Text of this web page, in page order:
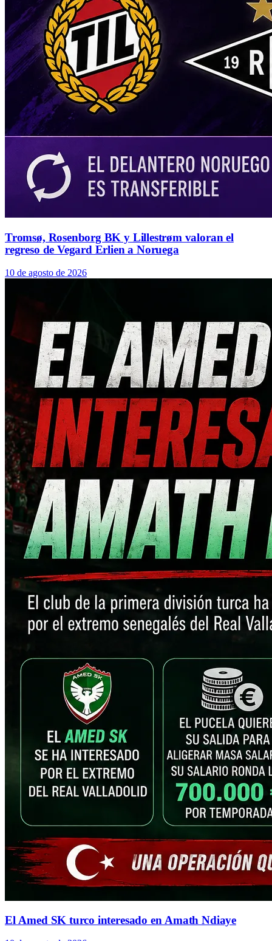
Tromsø, Rosenborg BK y Lillestrøm valoran el
regreso de Vegard Erlien a Noruega
10 de agosto de 2026
El Amed SK turco interesado en Amath Ndiaye